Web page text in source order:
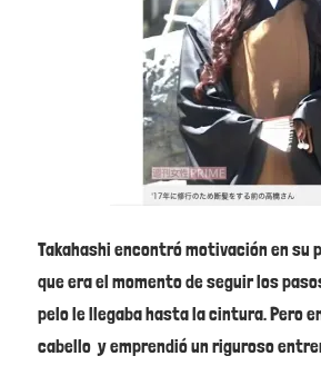
Takahashi encontró motivación en su
que era el momento de seguir los
pelo le llegaba hasta la cintura. Pero
cabello y emprendió un riguroso